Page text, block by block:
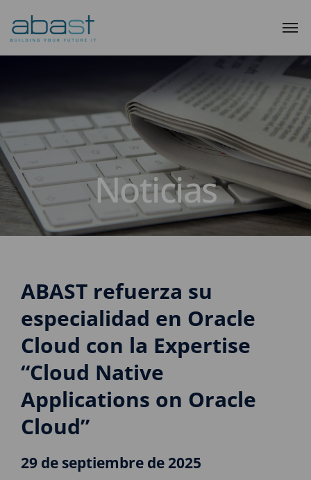
Noticias
ABAST refuerza su
especialidad en Oracle
Cloud con la Expertise
“Cloud Native
Applications on Oracle
Cloud”
29 de septiembre de 2025